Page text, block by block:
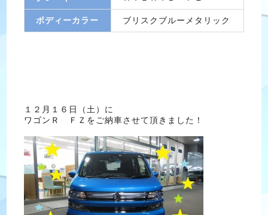
ボディーカラー ブリスクブルーメタリック
１２月１６日（土）に
ワゴンＲ ＦＺをご納車させて頂きました！